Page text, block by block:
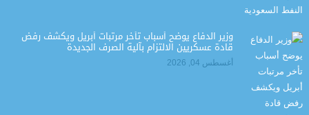
وزير الدفاع يوضح أسباب تأخر مرتبات أبريل ويكشف رفض
قادة عسكريين الالتزام بآلية الصرف الجديدة
أغسطس 04, 2026